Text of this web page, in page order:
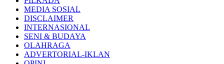
MEDIA SOSIAL
DISCLAIMER
INTERNASIONAL
SENI & BUDAYA
OLAHRAGA
ADVERTORIAL-IKLAN